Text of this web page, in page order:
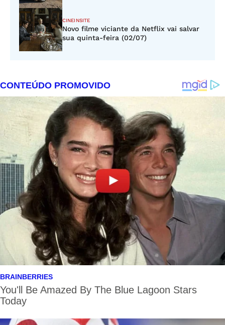
CINEINSITE
Novo filme viciante da Netflix vai salvar
sua quinta-feira (02/07)